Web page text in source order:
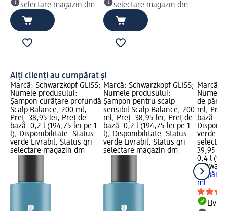
selectare magazin dm
selectare magazin dm
Alți clienți au cumpărat și
Marcă: Schwarzkopf GLISS;
Numele produsului:
Șampon curățare profundă
Scalp Balance, 200 ml;
Preț: 38,95 lei; Preț de
bază: 0,2 l (194,75 lei pe 1
l); Disponibilitate: Status
verde Livrabil, Status gri
selectare magazin dm
Marcă: Schwarzkopf GLISS;
Numele produsului:
Șampon pentru scalp
sensibil Scalp Balance, 200
ml; Preț: 38,95 lei; Preț de
bază: 0,2 l (194,75 lei pe 1
l); Disponibilitate: Status
verde Livrabil, Status gri
selectare magazin dm
Marcă:
Numele
de păr
ml;
bază:
verde
39,95 lei
0,4 l
de păr
ml